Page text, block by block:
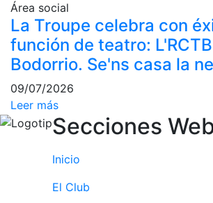
Calendario de
Actividades
Sociales
Juegos de
mesa
Peñas del Club
Wellness Center
Servicio de
fisiosalud
Área social
La Troupe celebra con
función de teatro:
Bodorrio. Se'ns casa la
09/07/2026
Leer más
Secciones
Inicio
El Club